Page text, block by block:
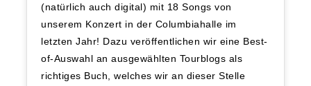
(natürlich auch digital) mit 18 Songs von
unserem Konzert in der Columbiahalle im
letzten Jahr! Dazu veröffentlichen wir eine Best-
of-Auswahl an ausgewählten Tourblogs als
richtiges Buch, welches wir an dieser Stelle